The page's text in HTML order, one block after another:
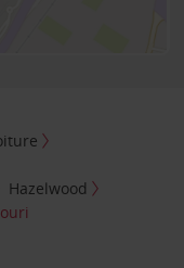
Hazelwood